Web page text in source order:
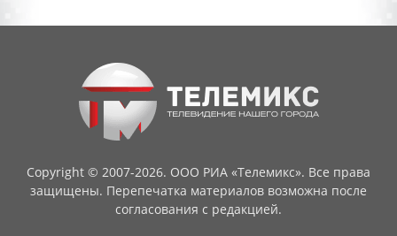
Copyright © 2007-2026. ООО РИА «Телемикс». Все права
защищены. Перепечатка материалов возможна после
согласования с редакцией.